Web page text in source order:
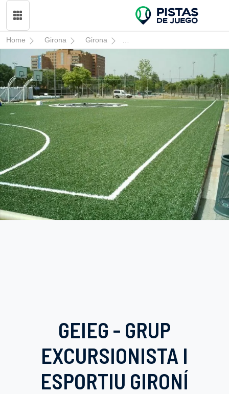
Home Girona Girona Geieg - Grup Excursionista I
GEIEG - GRUP
EXCURSIONISTA I
ESPORTIU GIRONÍ